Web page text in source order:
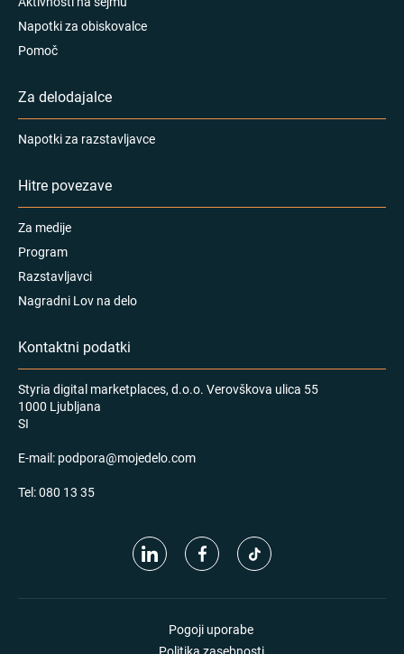
Napotki za obiskovalce
Pomoč
Za delodajalce
Napotki za razstavljavce
Hitre povezave
Za medije
Program
Razstavljavci
Nagradni Lov na delo
Kontaktni podatki
Styria digital marketplaces, d.o.o. Verovškova ulica 55
1000 Ljubljana
SI
E-mail: podpora@mojedelo.com
Tel:080 13 35
Pogoji uporabe